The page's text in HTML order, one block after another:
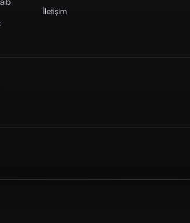
İletişim